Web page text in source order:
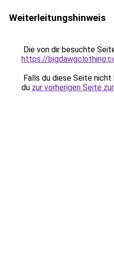
Weiterleitungshinweis
Die von dir besuchte
https://
Falls du diese Seite
du zur vorherigen Seite